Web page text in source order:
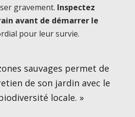
gravement. Inspectez
avant de démarrer le
pour leur survie.
sauvages permet de
de son jardin avec le
locale. »